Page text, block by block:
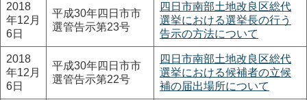
2018
年12月
6日
平成30年四日市市
選管告示第23号
四日市南部土地改良区総代
選挙における選挙長の行う
告示の方法について
2018
年12月
6日
平成30年四日市市
選管告示第22号
四日市南部土地改良区総代
選挙における候補者の立候
補の届出場所について